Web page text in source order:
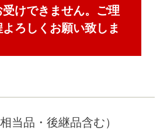
けできません。ご理
ろしくお願い致しま
当品・後継品含む）